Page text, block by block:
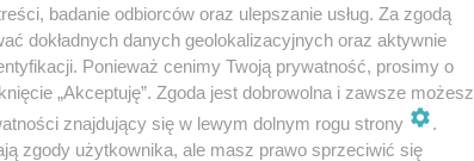
badanie odbiorców oraz ulepszanie usług. Za zgodą
dokładnych danych geolokalizacyjnych oraz aktywnie
Ponieważ cenimy Twoją prywatność, prosimy o
„Akceptuję”. Zgoda jest dobrowolna i zawsze możesz
znajdujący się w lewym dolnym rogu strony
.
zgody użytkownika, ale masz prawo sprzeciwić się